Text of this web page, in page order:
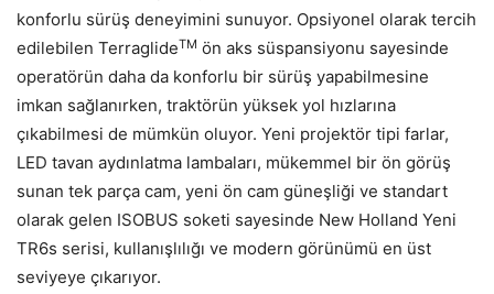
konforlu sürüş deneyimini sunuyor. Opsiyonel olarak tercih
edilebilen TerraglideTM ön aks süspansiyonu sayesinde
operatörün daha da konforlu bir sürüş yapabilmesine
imkan sağlanırken, traktörün yüksek yol hızlarına
çıkabilmesi de mümkün oluyor. Yeni projektör tipi farlar,
LED tavan aydınlatma lambaları, mükemmel bir ön görüş
sunan tek parça cam, yeni ön cam güneşliği ve standart
olarak gelen ISOBUS soketi sayesinde New Holland Yeni
TR6s serisi, kullanışlılığı ve modern görünümü en üst
seviyeye çıkarıyor.